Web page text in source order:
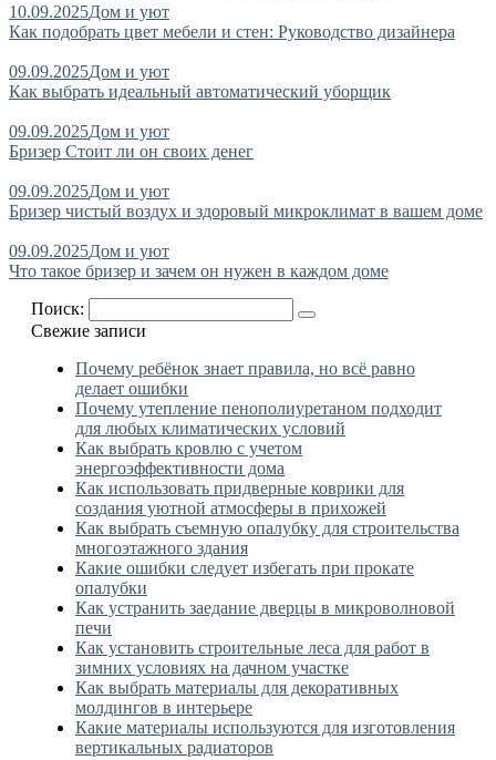
10.09.2025Дом и уют
Как подобрать цвет мебели и стен: Руководство дизайнера
09.09.2025Дом и уют
Как выбрать идеальный автоматический уборщик
09.09.2025Дом и уют
Бризер Стоит ли он своих денег
09.09.2025Дом и уют
Бризер чистый воздух и здоровый микроклимат в вашем доме
09.09.2025Дом и уют
Что такое бризер и зачем он нужен в каждом доме
Поиск:
Свежие записи
Почему ребёнок знает правила, но всё равно
делает ошибки
Почему утепление пенополиуретаном подходит
для любых климатических условий
Как выбрать кровлю с учетом
энергоэффективности дома
Как использовать придверные коврики для
создания уютной атмосферы в прихожей
Как выбрать съемную опалубку для строительства
многоэтажного здания
Какие ошибки следует избегать при прокате
опалубки
Как устранить заедание дверцы в микроволновой
печи
Как установить строительные леса для работ в
зимних условиях на дачном участке
Как выбрать материалы для декоративных
молдингов в интерьере
Какие материалы используются для изготовления
вертикальных радиаторов